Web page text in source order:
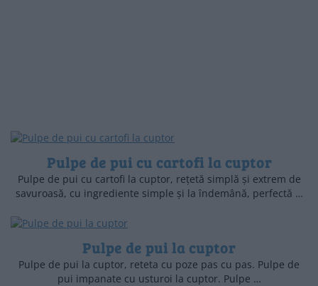
Pulpe de pui cu cartofi la cuptor
Pulpe de pui cu cartofi la cuptor, rețetă simplă și extrem de
savuroasă, cu ingrediente simple și la îndemână, perfectă …
Pulpe de pui la cuptor
Pulpe de pui la cuptor, reteta cu poze pas cu pas. Pulpe de
pui impanate cu usturoi la cuptor. Pulpe …